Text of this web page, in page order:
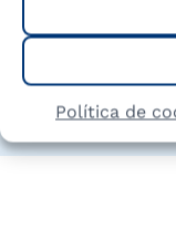
Política de